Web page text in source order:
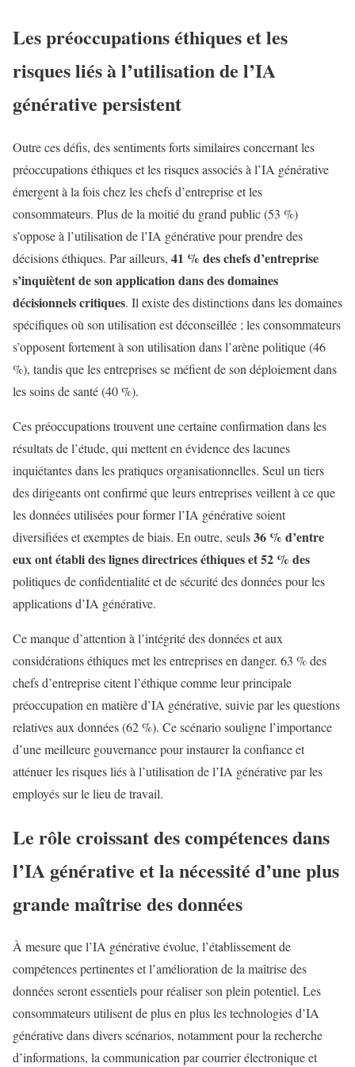
Les préoccupations éthiques et les
risques liés à l’utilisation de l’IA
générative persistent
Outre ces défis, des sentiments forts similaires concernant les
préoccupations éthiques et les risques associés à l’IA générative
émergent à la fois chez les chefs d’entreprise et les
consommateurs. Plus de la moitié du grand public (53 %)
s’oppose à l’utilisation de l’IA générative pour prendre des
décisions éthiques. Par ailleurs, 41 % des chefs d’entreprise
s’inquiètent de son application dans des domaines
décisionnels critiques. Il existe des distinctions dans les domaines
spécifiques où son utilisation est déconseillée ; les consommateurs
s’opposent fortement à son utilisation dans l’arène politique (46
%), tandis que les entreprises se méfient de son déploiement dans
les soins de santé (40 %).
Ces préoccupations trouvent une certaine confirmation dans les
résultats de l’étude, qui mettent en évidence des lacunes
inquiétantes dans les pratiques organisationnelles. Seul un tiers
des dirigeants ont confirmé que leurs entreprises veillent à ce que
les données utilisées pour former l’IA générative soient
diversifiées et exemptes de biais. En outre, seuls36 % d’entre
eux ont établi des lignes directrices éthiques et 52 % des
politiques de confidentialité et de sécurité des données pour les
applications d’IA générative.
Ce manque d’attention à l’intégrité des données et aux
considérations éthiques met les entreprises en danger. 63 % des
chefs d’entreprise citent l’éthique comme leur principale
préoccupation en matière d’IA générative, suivie par les questions
relatives aux données (62 %). Ce scénario souligne l’importance
d’une meilleure gouvernance pour instaurer la confiance et
atténuer les risques liés à l’utilisation de l’IA générative par les
employés sur le lieu de travail.
Le rôle croissant des compétences dans
l’IA générative et la nécessité d’une plus
grande maîtrise des données
À mesure que l’IA générative évolue, l’établissement de
compétences pertinentes et l’amélioration de la maîtrise des
données seront essentiels pour réaliser son plein potentiel. Les
consommateurs utilisent de plus en plus les technologies d’IA
générative dans divers scénarios, notamment pour la recherche
d’informations, la communication par courrier électronique et